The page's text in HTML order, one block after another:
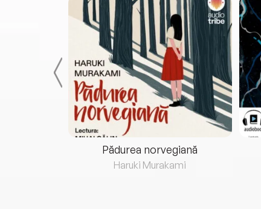
Pădurea norvegiană
Haruki Murakami